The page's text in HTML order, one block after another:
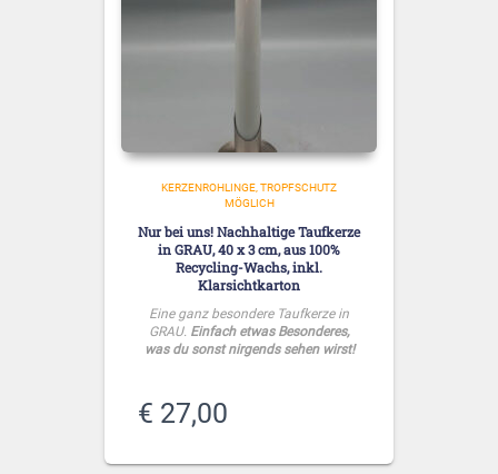
KERZENROHLINGE TROPFSCHUTZ
MÖGLICH
Nur bei uns! Nachhaltige Taufkerze
in GRAU, 40 x 3 cm, aus 100%
Recycling-Wachs, inkl.
Klarsichtkarton
Eine ganz besondere Taufkerze in
GRAU. Einfach etwas Besonderes,
was du sonst nirgends sehen wirst!
€ 27,00